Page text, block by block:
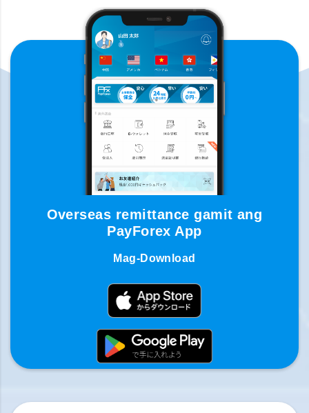
Overseas remittance gamit ang
PayForex App
Mag-Download